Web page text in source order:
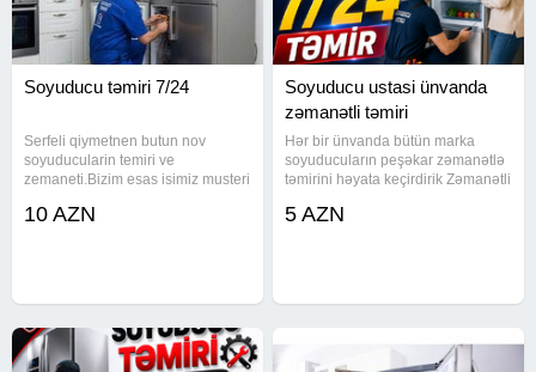
Soyuducu təmiri 7/24
Serfeli qiymetnen butun nov
soyuducularin temiri ve
zemaneti.Bizim esas isimiz musteri
ustasi , ustası, xolodilnik,
10 AZN
Soyuducu ustasi ünvanda
zəmanətli təmiri
Hər bir ünvanda bütün marka
soyuducuların peşəkar zəmanətlə
təmirini həyata keçirdirik Zəmanətli
ucuz qiymət deyirik 17 il təcrübə
5 AZN